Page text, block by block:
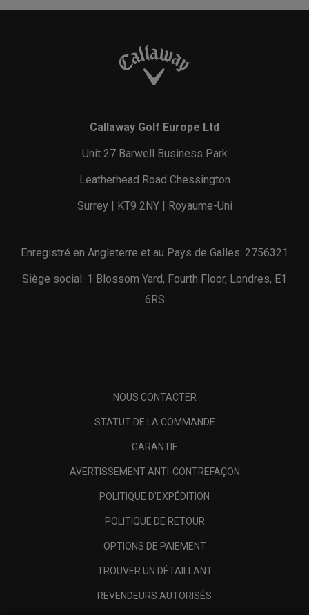
Callaway Golf Europe Ltd
Unit 27 Barwell Business Park
Leatherhead Road Chessington
Surrey | KT9 2NY | Royaume-Uni
Enregistré en Angleterre et au Pays de Galles: 2756321
Siège social: 1 Blossom Yard, Fourth Floor, Londres, E1
6RS
NOUS CONTACTER
STATUT DE LA COMMANDE
GARANTIE
AVERTISSEMENT ANTI-CONTREFAÇON
POLITIQUE D'EXPÉDITION
POLITIQUE DE RETOUR
OPTIONS DE PAIEMENT
TROUVER UN DÉTAILLANT
REVENDEURS AUTORISÉS